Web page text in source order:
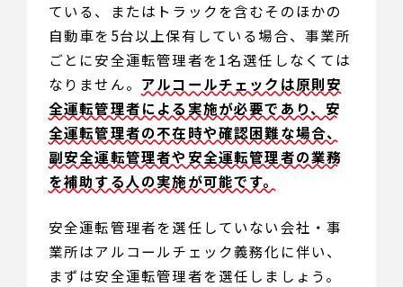
ている、またはトラックを含むそのほかの
自動車を5台以上保有している場合、事業所
ごとに安全運転管理者を1名選任しなくては
なりません。 アルコールチェックは原則安
全運転管理者による実施が必要であり、安
全運転管理者の不在時や確認困難な場合、
副安全運転管理者や安全運転管理者の業務
を補助する人の実施が可能です。
安全運転管理者を選任していない会社・事
業所はアルコールチェック義務化に伴い、
まずは安全運転管理者を選任しましょう。